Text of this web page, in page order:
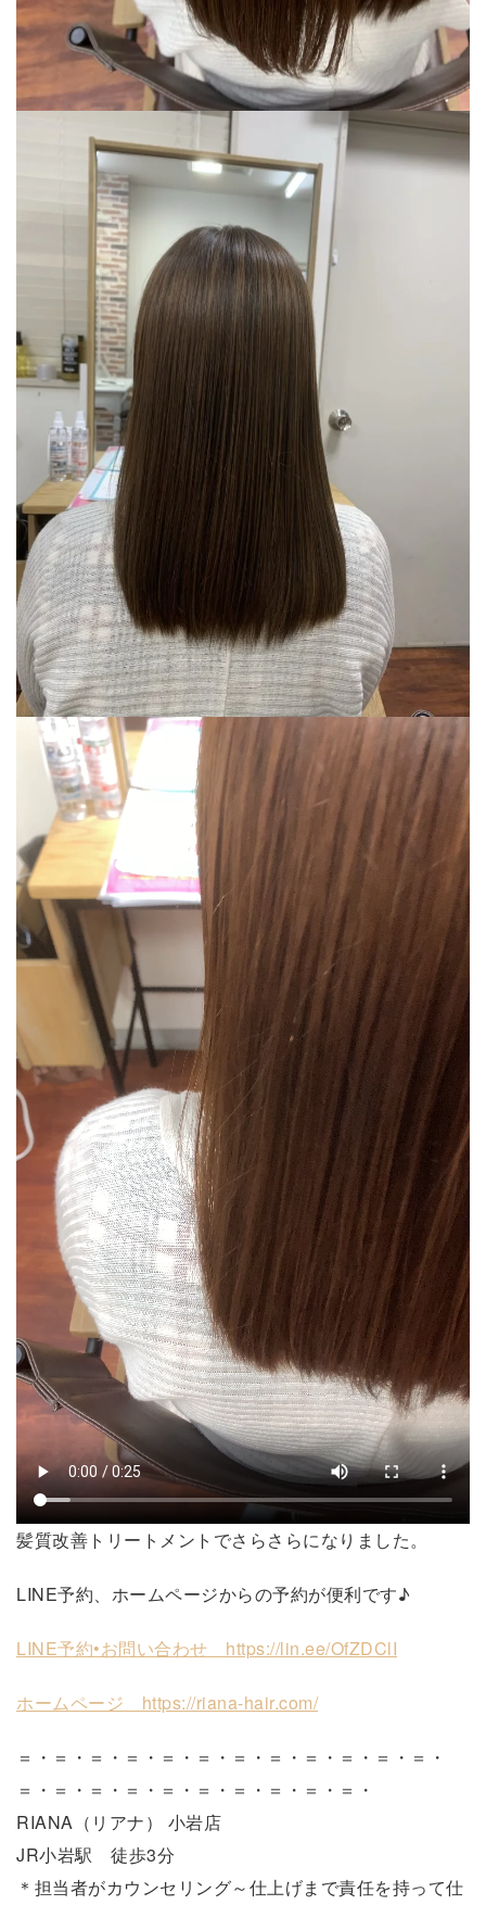
髪質改善トリートメントでさらさらになりました。
LINE予約、ホームページからの予約が便利です♪
LINE予約•お問い合わせ https://lin.ee/OfZDClI
ホームページ https://riana-hair.com/
＝・＝・＝・＝・＝・＝・＝・＝・＝・＝・＝・＝・
＝・＝・＝・＝・＝・＝・＝・＝・＝・＝・
RIANA（リアナ） 小岩店
JR小岩駅 徒歩3分
＊担当者がカウンセリング～仕上げまで責任を持って仕